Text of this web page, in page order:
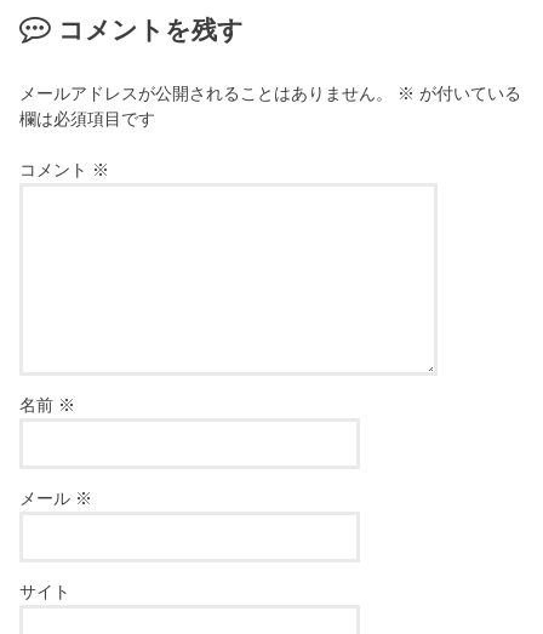
コメントを残す
メールアドレスが公開されることはありません。 ※ が付いている
欄は必須項目です
コメント ※
名前 ※
メール ※
サイト